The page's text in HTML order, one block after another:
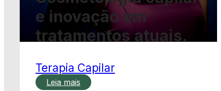
Terapia Capilar
Leia mais